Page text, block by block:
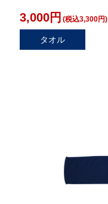
3,000円 (税込3,300円)
タオル